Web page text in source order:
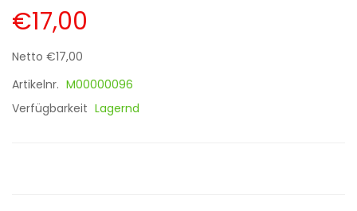
€17,00
Netto €17,00
Artikelnr. M00000096
Verfügbarkeit Lagernd